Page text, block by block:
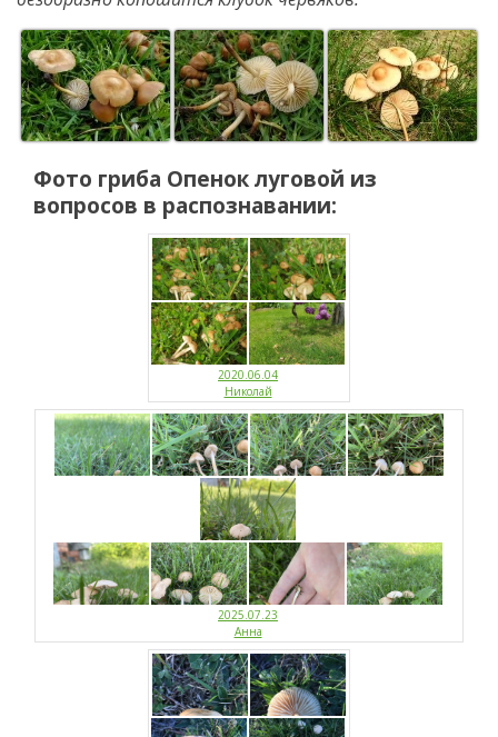
Фото гриба Опенок луговой из
вопросов в распознавании:
2020.06.04
Николай
2025.07.23
Анна